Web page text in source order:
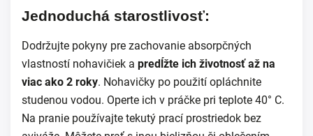
Jednoduchá starostlivosť:
Dodržujte pokyny pre zachovanie absorpčných
vlastností nohavičiek a predĺžte ich životnosť až na
viac ako 2 roky. Nohavičky po použití opláchnite
studenou vodou. Operte ich v práčke pri teplote 40° C.
Na pranie používajte tekutý prací prostriedok bez